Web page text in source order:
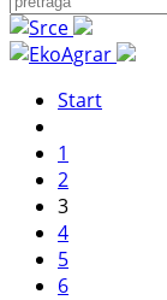
Start
1
2
3
4
5
6